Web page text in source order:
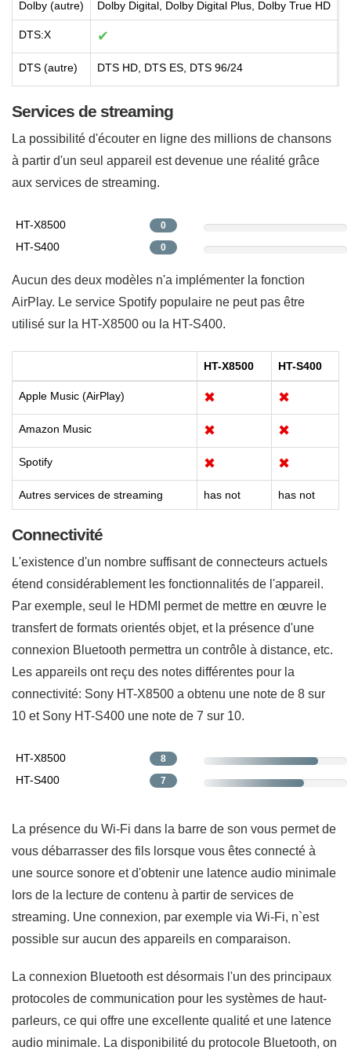
Dolby (autre) Dolby Digital, Dolby Digital Plus, Dolby True HD
DTS:X ✔
DTS (autre) DTS HD, DTS ES, DTS 96/24
Services de streaming
La possibilité d'écouter en ligne des millions de chansons
à partir d'un seul appareil est devenue une réalité grâce
aux services de streaming.
HT-X8500 0
HT-S400 0
Aucun des deux modèles n'a implémenter la fonction
AirPlay. Le service Spotify populaire ne peut pas être
utilisé sur la HT-X8500 ou la HT-S400.
HT-X8500 HT-S400
Apple Music (AirPlay) ✖ ✖
Amazon Music ✖ ✖
Spotify ✖ ✖
Autres services de streaming has not has not
Connectivité
L'existence d'un nombre suffisant de connecteurs actuels
étend considérablement les fonctionnalités de l'appareil.
Par exemple, seul le HDMI permet de mettre en œuvre le
transfert de formats orientés objet, et la présence d'une
connexion Bluetooth permettra un contrôle à distance, etc.
Les appareils ont reçu des notes différentes pour la
connectivité: Sony HT-X8500 a obtenu une note de 8 sur
10 et Sony HT-S400 une note de 7 sur 10.
HT-X8500 8
HT-S400 7
La présence du Wi-Fi dans la barre de son vous permet de
vous débarrasser des fils lorsque vous êtes connecté à
une source sonore et d'obtenir une latence audio minimale
lors de la lecture de contenu à partir de services de
streaming. Une connexion, par exemple via Wi-Fi, n`est
possible sur aucun des appareils en comparaison.
La connexion Bluetooth est désormais l'un des principaux
protocoles de communication pour les systèmes de haut-
parleurs, ce qui offre une excellente qualité et une latence
audio minimale. La disponibilité du protocole Bluetooth, on